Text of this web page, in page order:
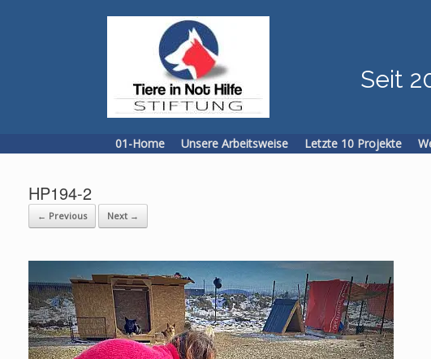
Seit
01-Home Unsere Arbeitsweise Letzte 10 Projekte
HP194-2
← Previous Next →